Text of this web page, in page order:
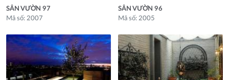
SÂN VƯỜN 97
Mã số: 2007
SÂN VƯỜN 96
Mã số: 2005